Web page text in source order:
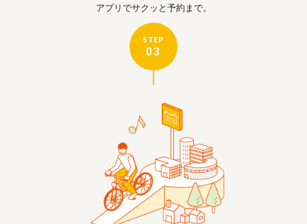
アプリでサクッと予約まで。
STEP
03